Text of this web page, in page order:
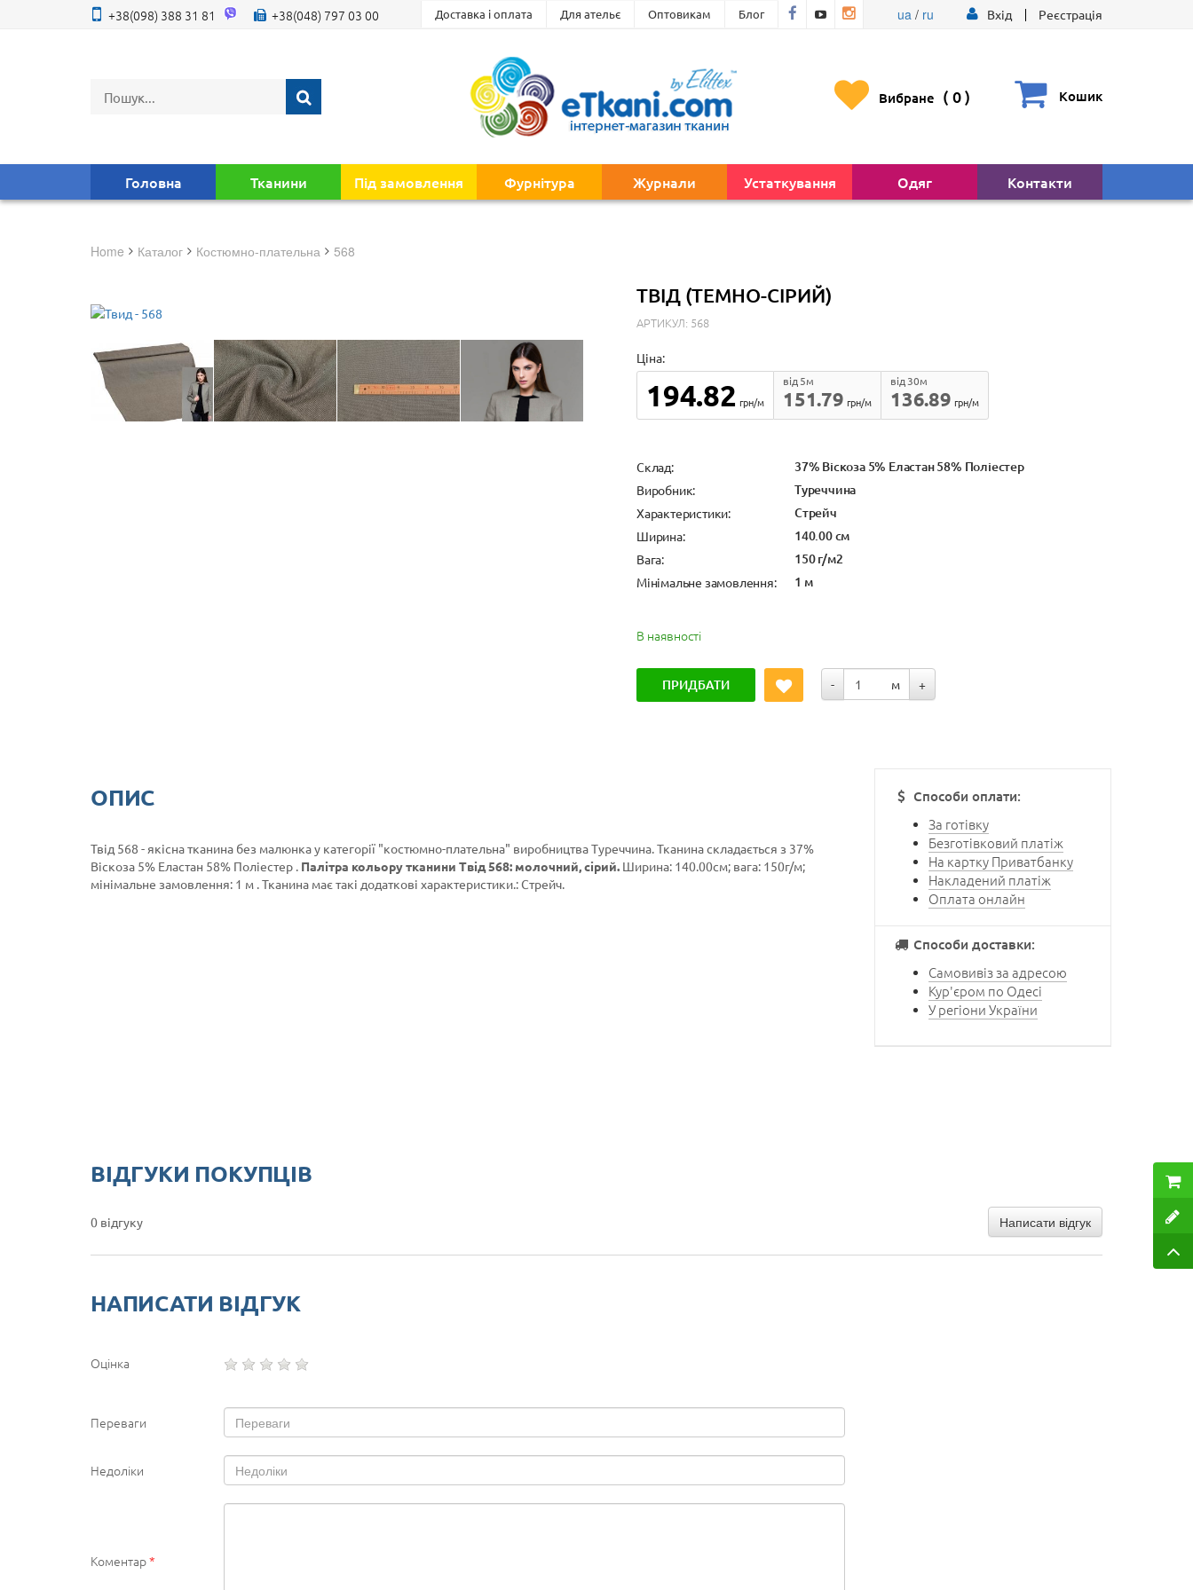
+38(098) 388 31 81 +38(048) 797 03 00 Доставка і оплата Для ательє Оптовикам Блог ua/ ru Вхід Реєстрація
Вибране ( 0) Кошик
Головна Тканини Під замовлення Фурнітура Журнали Устаткування Одяг Контакти
Home Каталог костюмно-плательна 568
ТВІД (ТЕМНО-СІРИЙ)
АРТИКУЛ: 568
Ціна:
194.82 грн/м 151.79
від 5м
грн/м
136.89
від 30м
грн/м
Cклад: 37% Віскоза 5% Еластан 58% Поліестер
Виробник: Туреччина
Характеристики: Стрейч
Ширина: 140.00 см
Вага: 150 г/м2
Мінімальне замовлення: 1 м
В наявності
ПРИДБАТИ - м +
ОПИС
Твід 568 - якісна тканина без малюнка у категорії "костюмно-плательна" виробництва Туреччина. Тканина складається з 37%
Віскоза 5% Еластан 58% Поліестер . Палітра кольору тканини Твід 568: молочний, сірий. Ширина: 140.00см; вага: 150г/м;
мінімальне замовлення: 1 м . Тканина має такі додаткові характеристики.: Стрейч.
Способи оплати:
За готівку
Безготівковий платіж
На картку Приватбанку
Накладений платіж
Оплата онлайн
Способи доставки:
Самовивіз за адресою
Кур'єром по Одесі
У регіони України
ВІДГУКИ ПОКУПЦІВ
0 відгуку Написати відгук
НАПИСАТИ ВІДГУК
Оцінка
Переваги
Недоліки
Коментар*